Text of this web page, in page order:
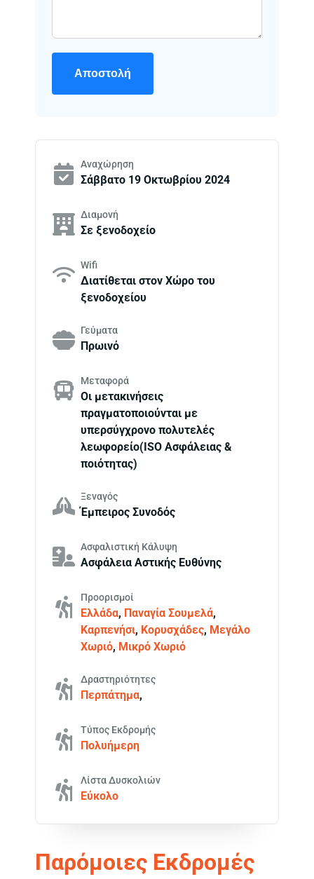
Αποστολή
Αναχώρηση
Σάββατο 19 Οκτωβρίου 2024
Διαμονή
Σε ξενοδοχείο
Wifi
Διατίθεται στον Χώρο του
ξενοδοχείου
Γεύματα
Πρωινό
Μεταφορά
Οι μετακινήσεις
πραγματοποιούνται με
υπερσύγχρονο πολυτελές
λεωφορείο(ISO Ασφάλειας &
ποιότητας)
Ξεναγός
Έμπειρος Συνοδός
Ασφαλιστική Κάλυψη
Ασφάλεια Αστικής Ευθύνης
Προορισμοί
Ελλάδα, Παναγία Σουμελά,
Καρπενήσι, Κορυσχάδες, Μεγάλο
Χωριό, Μικρό Χωριό
Δραστηριότητες
Περπάτημα,
Τύπος Εκδρομής
Πολυήμερη
Λίστα Δυσκολιών
Εύκολο
Παρόμοιες Εκδρομές